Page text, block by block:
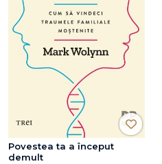
Povestea ta a început
demult